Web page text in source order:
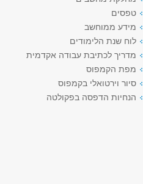
טפסים
מידע ממוחשב
לוח שנת הלימודים
מדריך לכתיבת עבודה אקדמית
מפת הקמפוס
סיור וירטואלי בקמפוס
הנחיות הדפסה בפקולטה